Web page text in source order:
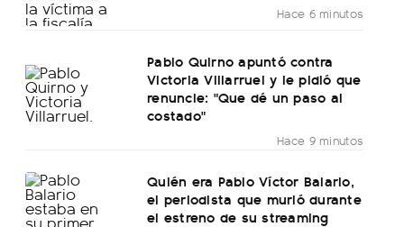
Hace 6 minutos
Pablo Quirno apuntó contra
Victoria Villarruel y le pidió que
renuncie: "Que dé un paso al
costado"
Hace 9 minutos
Quién era Pablo Víctor Balario,
el periodista que murió durante
el estreno de su streaming